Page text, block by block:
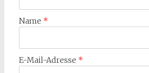
Name *
E-Mail-Adresse *